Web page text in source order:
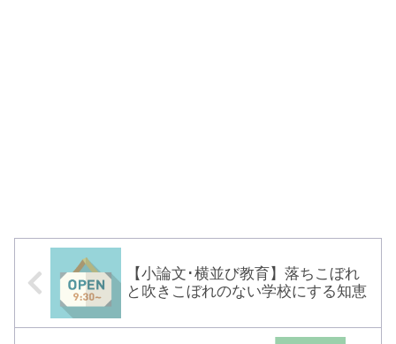
【小論文･横並び教育】落ちこぼれ
と吹きこぼれのない学校にする知恵